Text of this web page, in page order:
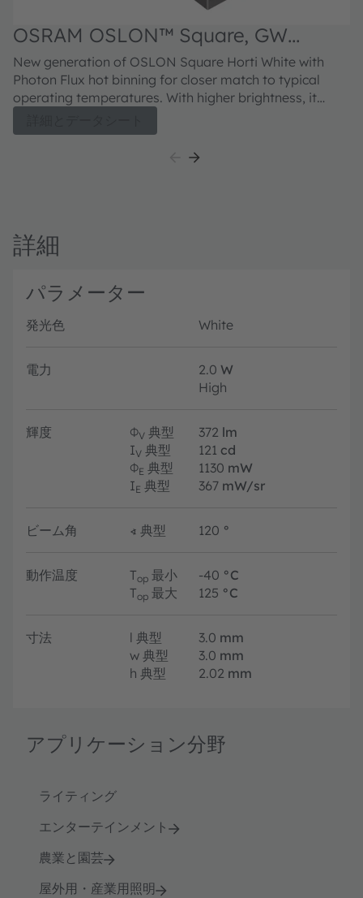
OSRAM OSLON™ Square, GW
CSSRM4.HW
New generation of OSLON Square Horti White with
Photon Flux hot binning for closer match to typical
operating temperatures. With higher brightness, it
horticulture applications. Unlike conventional white
LEDs, ams OSRAM’s Horti White LEDs utilizes a
proven robustness and low thermal resistance in a
compact footprint.
詳細
パラメーター
発光色 White
電力 2.0 W
High
輝度 ΦV 典型 372 lm
IV 典型 121 cd
ΦE 典型 1130 mW
IE 典型 367 mW/sr
ビーム角 ∢ 典型 120 °
動作温度 Top 最小 -40 °C
Top 最大 125 °C
寸法 l 典型 3.0 mm
w 典型 3.0 mm
h 典型 2.02 mm
アプリケーション分野
ライティング
エンターテインメント
農業と園芸
屋外用・産業用照明